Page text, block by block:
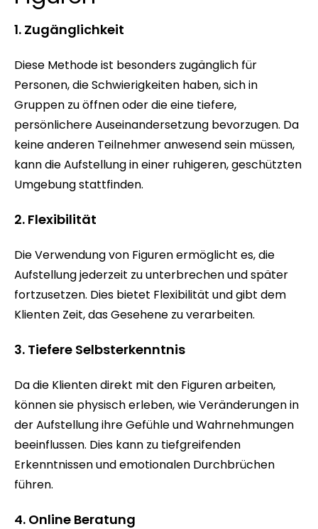
1. Zugänglichkeit
Diese Methode ist besonders zugänglich für
Personen, die Schwierigkeiten haben, sich in
Gruppen zu öffnen oder die eine tiefere,
persönlichere Auseinandersetzung bevorzugen. Da
keine anderen Teilnehmer anwesend sein müssen,
kann die Aufstellung in einer ruhigeren, geschützten
Umgebung stattfinden.
2. Flexibilität
Die Verwendung von Figuren ermöglicht es, die
Aufstellung jederzeit zu unterbrechen und später
fortzusetzen. Dies bietet Flexibilität und gibt dem
Klienten Zeit, das Gesehene zu verarbeiten.
3. Tiefere Selbsterkenntnis
Da die Klienten direkt mit den Figuren arbeiten,
können sie physisch erleben, wie Veränderungen in
der Aufstellung ihre Gefühle und Wahrnehmungen
beeinflussen. Dies kann zu tiefgreifenden
Erkenntnissen und emotionalen Durchbrüchen
führen.
4. Online Beratung